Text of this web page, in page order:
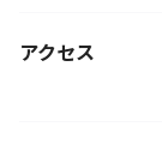
アクセス